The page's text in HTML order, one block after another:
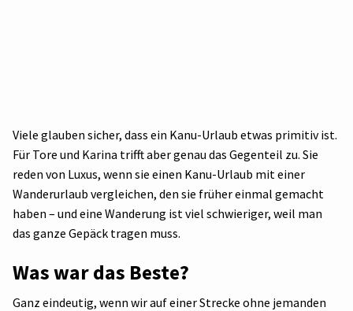
Viele glauben sicher, dass ein Kanu-Urlaub etwas primitiv ist.
Für Tore und Karina trifft aber genau das Gegenteil zu. Sie
reden von Luxus, wenn sie einen Kanu-Urlaub mit einer
Wanderurlaub vergleichen, den sie früher einmal gemacht
haben – und eine Wanderung ist viel schwieriger, weil man
das ganze Gepäck tragen muss.
Was war das Beste?
Ganz eindeutig, wenn wir auf einer Strecke ohne jemanden